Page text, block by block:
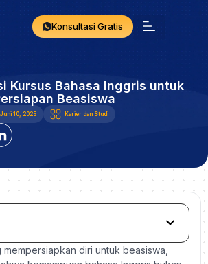
Konsultasi Gratis
Kursus Bahasa Inggris untuk
Beasiswa
Juni 10, 2025 Karier dan Studi
diri untuk beasiswa,